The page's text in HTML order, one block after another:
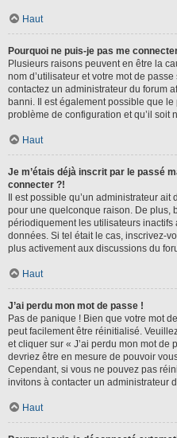
Haut
Pourquoi ne puis-je pas me
Plusieurs raisons peuvent en être la
nom d’utilisateur et votre mot de
contactez un administrateur du forum
banni. Il est également possible que
problème de configuration et qu’il soit
Haut
Je m’étais déjà inscrit par le passé
connecter ?!
Il est possible qu’un administrateur
pour une quelconque raison. De plus,
périodiquement les utilisateurs
données. Si tel était le cas, inscrivez-
plus activement aux discussions du
Haut
J’ai perdu mon mot de passe !
Pas de panique ! Bien que votre mot
peut facilement être réinitialisé.
et cliquer sur « J’ai perdu mon mot de
devriez être en mesure de pouvoir
Cependant, si vous ne pouvez pas
invitons à contacter un administrateur
Haut